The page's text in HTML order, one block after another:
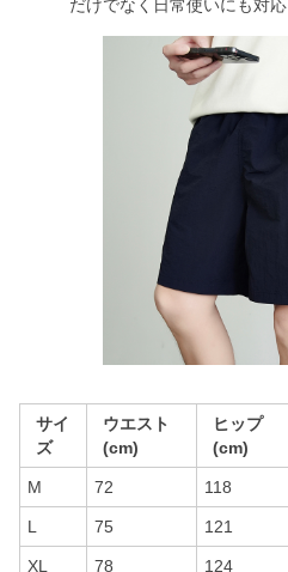
だけでなく日常使いにも対応
サイ
ズ
ウエスト
(cm)
ヒップ
(cm)
M 72 118
L 75 121
XL 78 124